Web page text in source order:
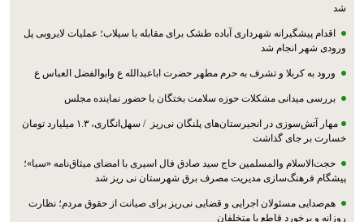
شد
اقدام پیشگیرانه شهرداری آباده طشک برای مقابله با سیلاب؛ عملیات لایروبی پل
ورودی شهر انجام شد
ورود به کربلا و تشرف به حرم مطهر حضرت اباعبدالله ع وابوالفضل العباس ع
بررسی میدانی مشکلات حوزه سلامت بختگان با حضور نماینده مجلس
مهار آتش‌سوزی در انجیرستان‌های پلنگان نی‌ریز / سهل‌انگاری، ۱.۳ میلیارد تومان
خسارت بر جای گذاشت
حجت‌الاسلام والمسلمین حاج سید صادق فال اسیری با امضای میثاق‌نامه «سبا»؛
پیشگام فرهنگ‌سازی مدیریت مصرف برق شهرستان نی ریز شد
هم‌صدایی مسئولان اجرایی و قضایی نی‌ریز برای صیانت از حقوق مردم؛ نظارت
روزانه و برخورد قاطع با متخلفان